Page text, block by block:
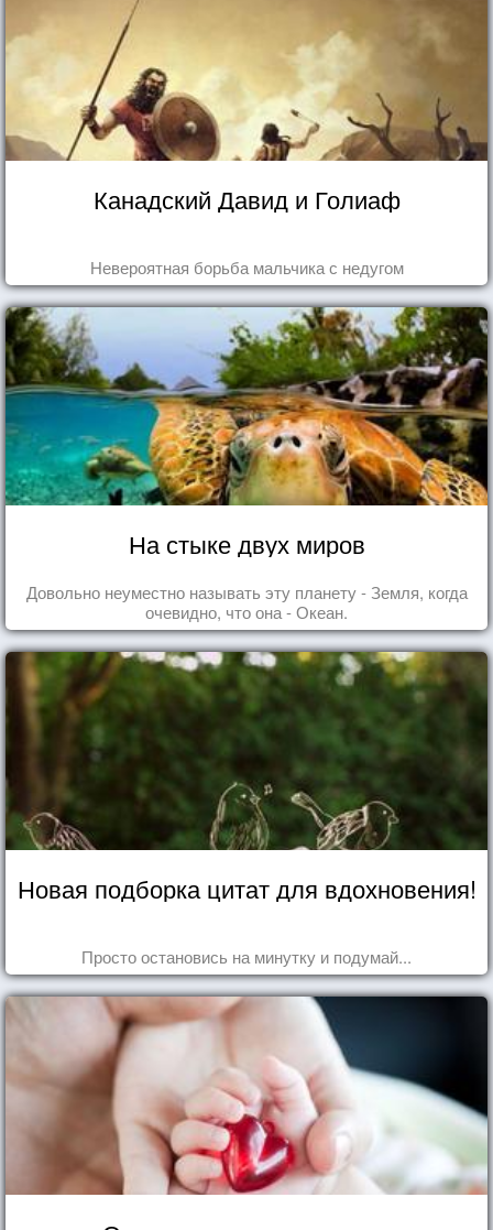
Канадский Давид и Голиаф
Невероятная борьба мальчика с недугом
На стыке двух миров
Довольно неуместно называть эту планету - Земля, когда
очевидно, что она - Океан.
Новая подборка цитат для вдохновения!
Просто остановись на минутку и подумай...